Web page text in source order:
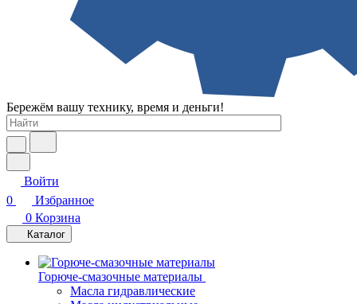
Бережём вашу технику, время и деньги!
Войти
0
Избранное
0 Корзина
Каталог
Горюче-смазочные материалы
Масла гидравлические